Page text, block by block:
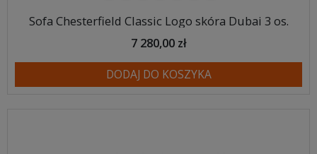
Sofa Chesterfield Classic Logo skóra Dubai 3 os.
7 280,00 zł
DODAJ DO KOSZYKA